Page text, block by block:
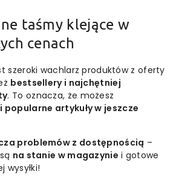
taśmy klejące w
cenach
szeroki wachlarz produktów z oferty
bestsellery i najchętniej
. To oznacza, że możesz
popularne artykuły w jeszcze
problemów z dostępnością –
na stanie w magazynie i gotowe